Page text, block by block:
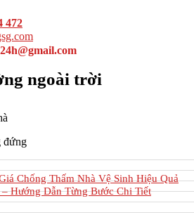
472
ngoài trời
đứng
Chống Thấm Nhà Vệ Sinh Hiệu Quả
– Hướng Dẫn Từng Bước Chi Tiết